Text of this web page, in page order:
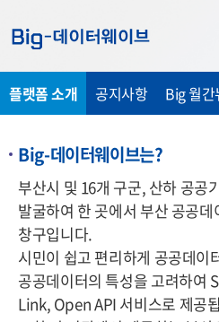
가
기
가
기
가
기
플랫폼 소개 공지사항 Big 월간
Big-데이터웨이브는?
부산시 및 16개 구군, 산하 공공
발굴하여 한 곳에서 부산 공공
창구입니다.
시민이 쉽고 편리하게 공공데이
공공데이터의 특성을 고려하여
Link, Open API 서비스로 제공